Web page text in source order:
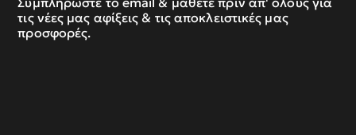
τις νέες μας αφίξεις & τις αποκλειστικές μας
προσφορές.